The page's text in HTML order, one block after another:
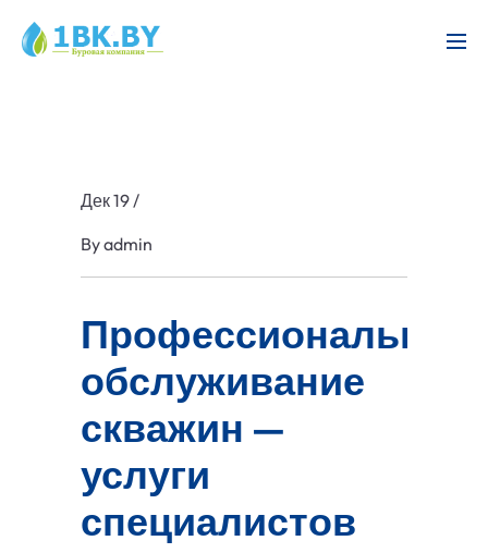
Дек 19/
Byadmin
Профессиональное
обслуживание
скважин —
услуги
специалистов